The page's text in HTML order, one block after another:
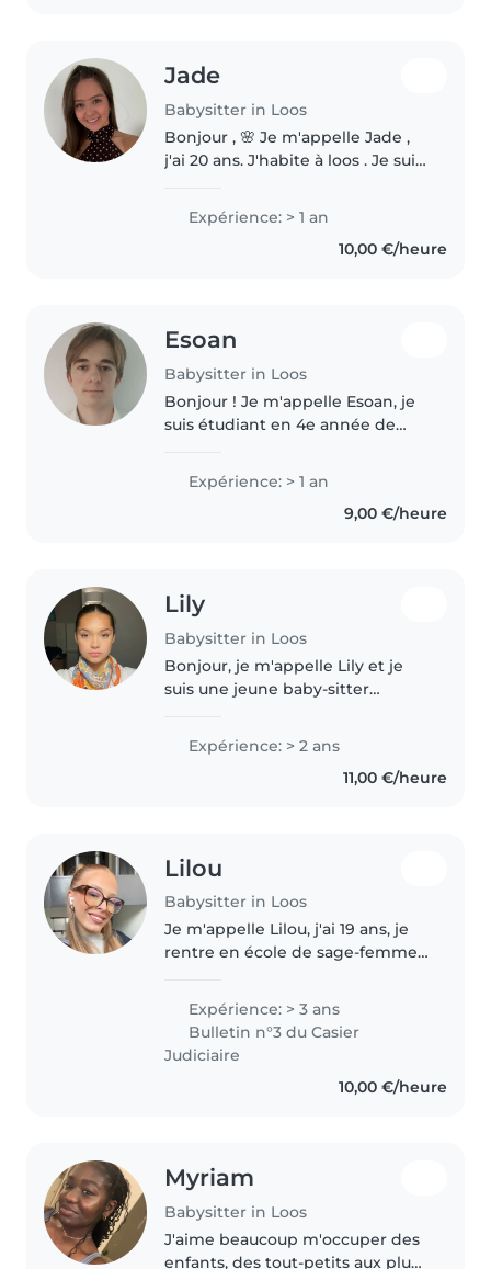
Jade
Babysitter in Loos
Bonjour , 🌸 Je m'appelle Jade ,
j'ai 20 ans. J'habite à loos . Je suis
Licence sciences sanitaires et
sociales, et je rentre en 1er
année de médecine à..
Expérience: > 1 an
10,00 €/heure
Esoan
Babysitter in Loos
Bonjour ! Je m'appelle Esoan, je
suis étudiant en 4e année de
patient et bienveillant, je
propose mes services de
babysitting pour garder vos
Expérience: > 1 an
9,00 €/heure
Lily
Babysitter in Loos
Bonjour, je m'appelle Lily et je
suis une jeune baby-sitter
d'enfants. Bien que je sois
encore lycéenne, j'ai développé
Expérience: > 2 ans
11,00 €/heure
Lilou
Babysitter in Loos
Je m'appelle Lilou, j'ai 19 ans, je
rentre en école de sage-femme
une réorientation. En attendant
cela, je souhaiterais prendre soin
de vos loulous..
Expérience: > 3 ans
Bulletin n°3 du Casier
Judiciaire
10,00 €/heure
Myriam
Babysitter in Loos
J'aime beaucoup m'occuper des
enfants, des tout-petits aux plus